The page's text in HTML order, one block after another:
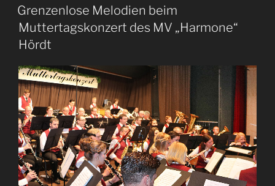
Jubelstürmen
–
Muttertagskonzert
2019
des
MV
„Harmonie“
Hördt“
AM
Grenzenlose Melodien beim
Muttertagskonzert des MV „Harmone“
Hördt